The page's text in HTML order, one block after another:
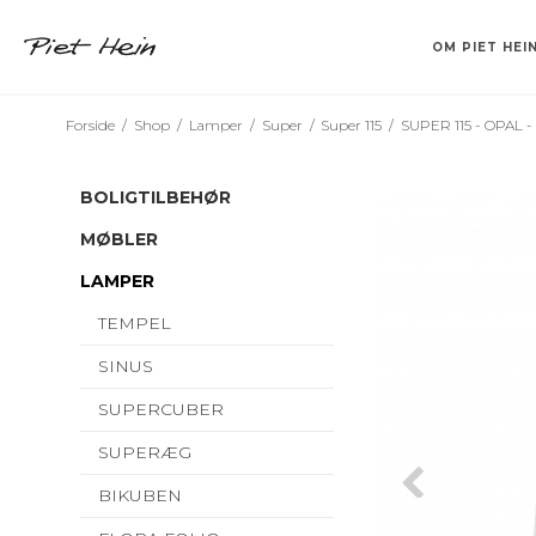
OM PIET HEIN
CV
VASER LYSESTAGER
KLABURET BARSTOL
TEMPEL SINUS SUPERCUBER
BAKKER DRIKKEGLAS
BØGER OG
Forside / Shop / Lamper / Super / Super 115 / SUPER 115 - OPAL
BOLIGTILBEHØR
MØBLER
LAMPER
TEMPEL
SINUS
SUPERCUBER
SUPERÆG
BIKUBEN